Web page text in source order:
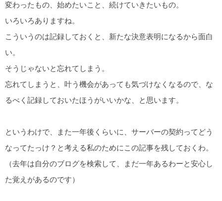
変わったもの、始めたいこと、続けていきたいもの。
いろいろありますね。
こういうのは記録しておくと、新たな決意表明になるから面白
い。
そうじゃないと忘れてしまう。
忘れてしまうと、叶う機会があっても気づけなくなるので、な
るべく記録しておいたほうがいいかな、と思います。
というわけで、また一年後くらいに、サーバーの契約ってどう
なってたっけ？と考える私のためにこの記事を残しておくわ。
（去年は自分のブログを検索して、まだ一年あるわーと安心し
た覚えがあるのです）